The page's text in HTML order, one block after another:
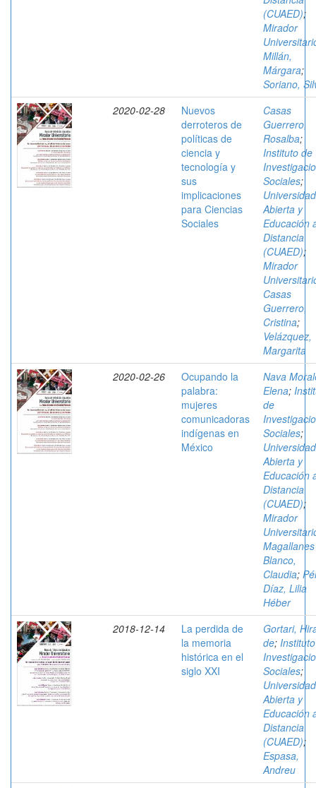
(CUAED);
Mirador
Millán,
Márgara;
Soriano,
2020-02-28
Nuevos
derroteros de
políticas de
ciencia y
tecnología y
sus
implicaciones
para Ciencias
Sociales
Casas
Guerrero,
Rosalba;
Instituto de
Sociales;
Universidad
Abierta y
Educación
Distancia
(CUAED);
Mirador
Casas
Guerrero,
Cristina;
Velázquez,
Margarita
2020-02-26
Ocupando la
palabra:
mujeres
comunicadoras
indígenas en
México
Nava
Elena;
de
Sociales;
Universidad
Abierta y
Educación
Distancia
(CUAED);
Mirador
Magallanes
Blanco,
Claudia;
Díaz, Lilia
Héber
2018-12-14
La perdida de
la memoria
histórica en el
siglo XXI
Gortari,
de;
Sociales;
Universidad
Abierta y
Educación
Distancia
(CUAED);
Espasa,
Andreu